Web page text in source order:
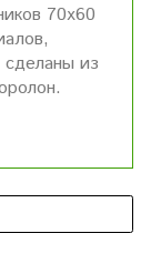
70х60
из